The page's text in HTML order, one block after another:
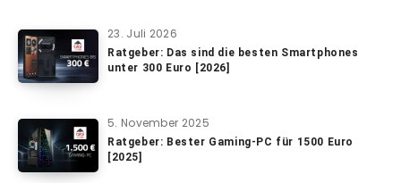
23. Juli 2026
Ratgeber: Das sind die besten Smartphones
unter 300 Euro [2026]
5. November 2025
Ratgeber: Bester Gaming-PC für 1500 Euro
[2025]